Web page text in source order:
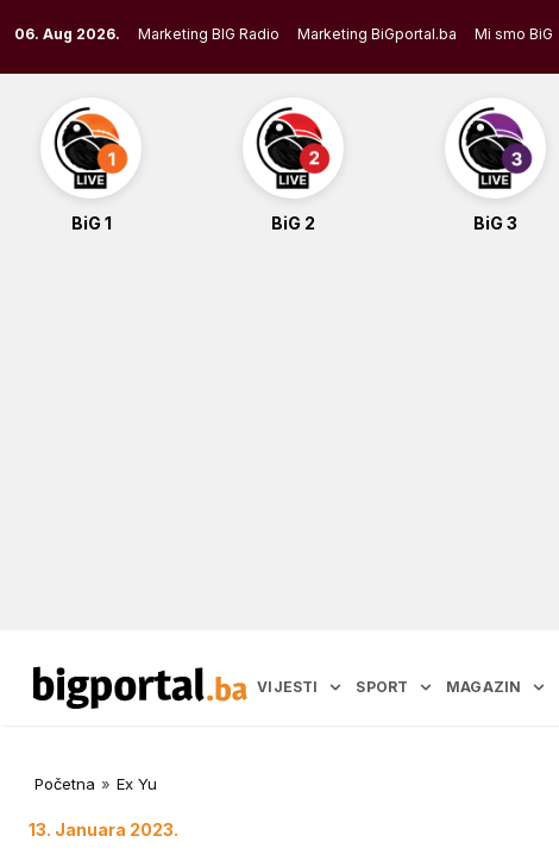
to
content
06. Aug 2026. Marketing BIG Radio Marketing BiGportal.ba Mi smo BiG
BiG 1 BiG 2 BiG 3
VIJESTI SPORT MAGAZIN
Početna » Ex Yu
13. Januara 2023.